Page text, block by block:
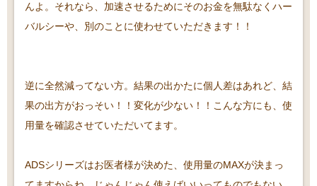
んよ。それなら、加速させるためにそのお金を無駄なくハー
バルシーや、別のことに使わせていただきます！！
逆に全然減ってない方。結果の出かたに個人差はあれど、結
果の出方がおっそい！！変化が少ない！！こんな方にも、使
用量を確認させていただいてます。
ADSシリーズはお医者様が決めた、使用量のMAXが決まっ